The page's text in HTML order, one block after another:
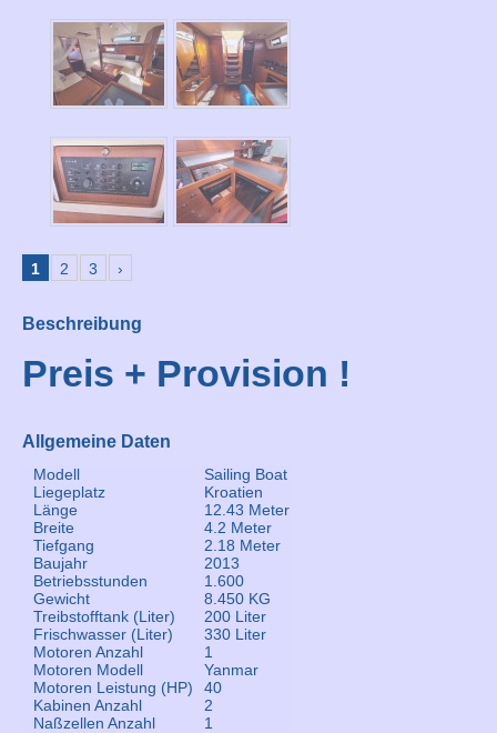
1 2 3 ›
Beschreibung
Preis + Provision !
Allgemeine Daten
Modell
Sailing Boat
Liegeplatz
Kroatien
Länge
12.43 Meter
Breite
4.2 Meter
Tiefgang
2.18 Meter
Baujahr
2013
Betriebsstunden
1.600
Gewicht
8.450 KG
Treibstofftank (Liter)
200 Liter
Frischwasser (Liter)
330 Liter
Motoren Anzahl
1
Motoren Modell
Yanmar
Motoren Leistung (HP)
40
Kabinen Anzahl
2
Naßzellen Anzahl
1